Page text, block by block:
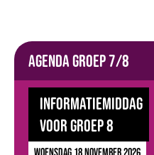
Agenda groep 7/8
Informatiemiddag
voor groep 8
woensdag 18 november 2026